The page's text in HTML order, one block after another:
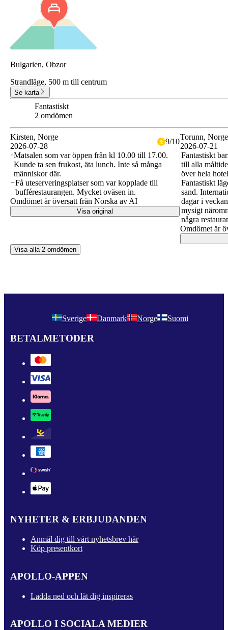
Bulgarien, Obzor
Strandläge, 500 m till centrum
Se karta
Fantastiskt
2 omdömen
Kirsten, Norge
2026-07-28
9/10
Matsalen som var öppen från kl 10.00 till 17.00.
Kunde ta sen frukost, äta lunch. Inte så många
människor där.
Få uteserveringsplatser som var kopplade till
bufférestaurangen. Mycket oväsen in.
Omdömet är översatt från Norska av AI
Visa original
Torunn, Norge
2026-07-21
Fantastiskt
till alla
över hela
Fantastiskt
sand.
dagar i
mysigt
några
Omdömet är
Visa alla 2 omdömen
Sverige Danmark Norge Suomi
BETALMETODER
NYHETER & ERBJUDANDEN
Anmäl dig till vårt nyhetsbrev här
Köp presentkort
APOLLO-APPEN
Ladda ned och låt dig inspireras
APOLLO I SOCIALA MEDIER